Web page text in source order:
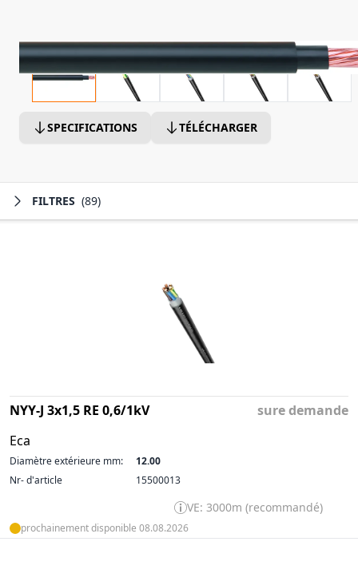
SPECIFICATIONS TÉLÉCHARGER
FILTRES (89)
NYY-J 3x1,5 RE 0,6/1kV
Eca
sure demande
Diamètre extérieure mm:
12.00
Nr- d'article
15500013
VE: 3000m (recommandé)
prochainement disponible 08.08.2026